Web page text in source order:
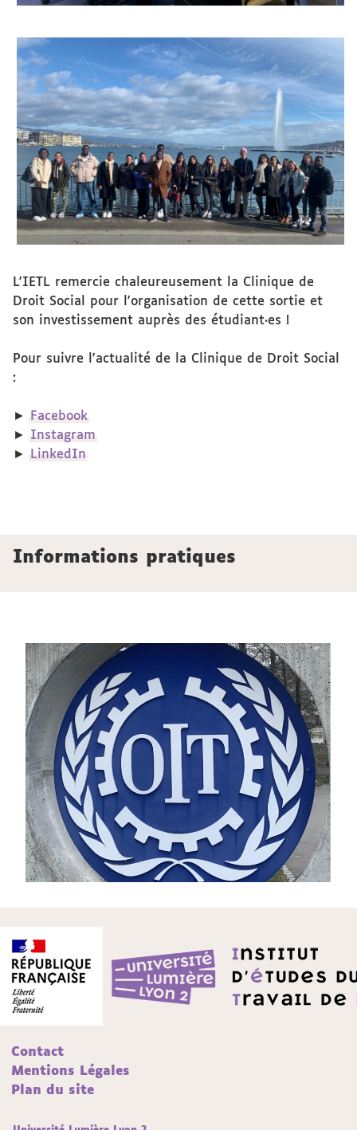
L'IETL remercie chaleureusement
la Clinique de
Droit Social
pour l'organisation de cette sortie et
son investissement auprès des étudiant·es !
Pour suivre l'actualité de la Clinique de Droit Social
:
►
Facebook
► Instagram
►
LinkedIn
Informations pratiques
Contact
Mentions Légales
Plan du site